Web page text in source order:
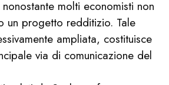
molti economisti non
un progetto redditizio. Tale
ampliata, costituisce
via di comunicazione del